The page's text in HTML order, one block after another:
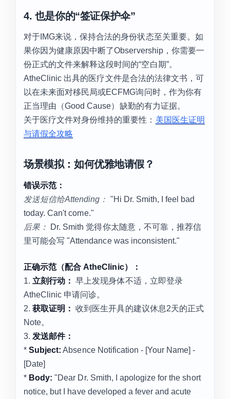
4. 也是你的“签证保护伞”
对于IMG来说，保持合法的身份状态至关重要。如
果你因为健康原因中断了Observership，你需要一
份正式的文件来解释这段时间的“空白期”。
AtheClinic 出具的医疗文件是合法的法律文书，可
以在未来面对移民局或ECFMG询问时，作为你有
正当理由（Good Cause）缺勤的有力证据。
关于医疗文件对身份维持的重要性： 美国医生证明
与请假全攻略
场景模拟：如何优雅地请假？
错误示范：
发送短信给Attending： "Hi Dr. Smith, I feel bad
today. Can't come."
后果：
Dr. Smith 觉得你太随意，不可靠，推荐信
里可能会写 "Attendance was inconsistent."
正确示范（配合 AtheClinic）：
1. 立刻行动： 早上发现身体不适，立即登录
AtheClinic 申请问诊。
2.获取证明： 收到医生开具的建议休息2天的正式
Note。
3.发送邮件：
*Subject: Absence Notification - [Your Name] -
[Date]
* Body: "Dear Dr. Smith, I apologize for the short
notice, but I have developed a fever and acute